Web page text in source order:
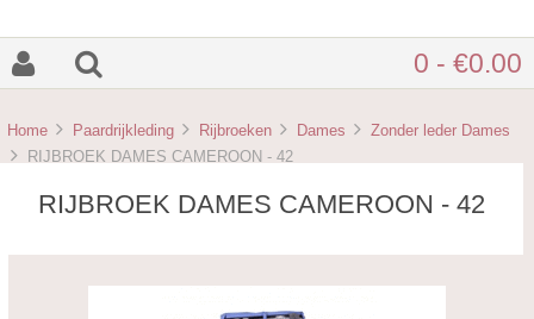
0 - €0.00
Home Paardrijkleding Rijbroeken Dames
Zonder leder Dames
RIJBROEK DAMES CAMEROON - 42
RIJBROEK DAMES CAMEROON - 42